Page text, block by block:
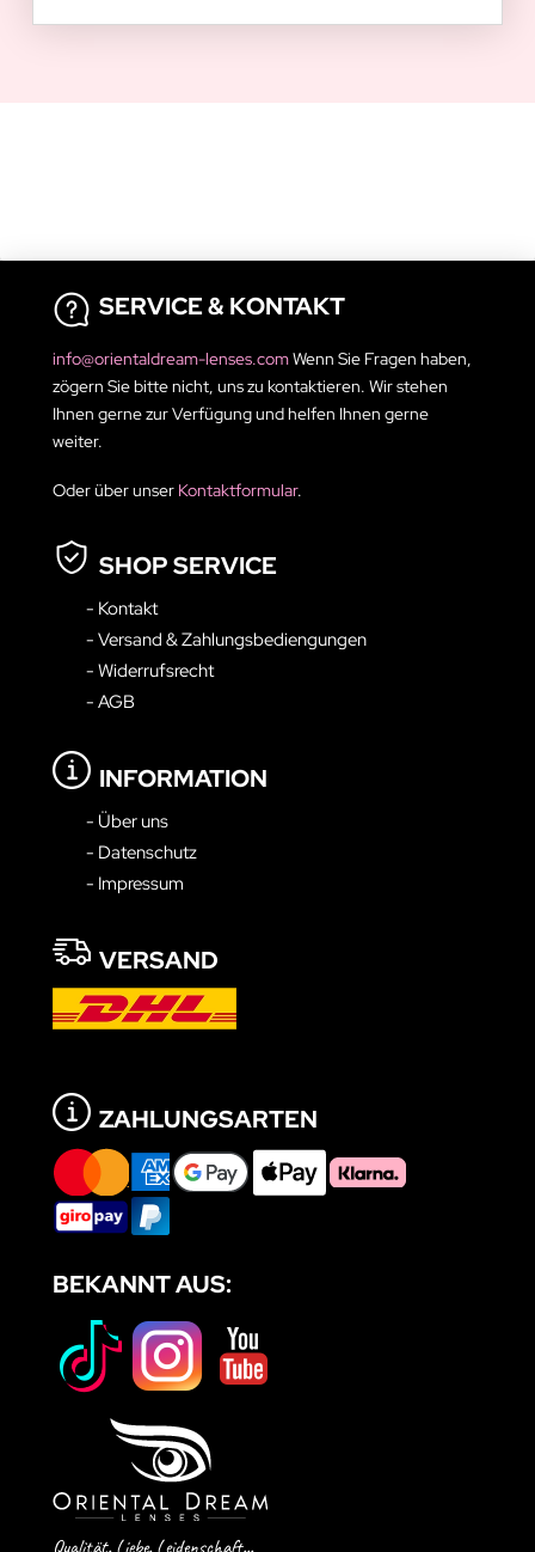
SERVICE & KONTAKT
info@orientaldream-lenses.comWenn Sie Fragen haben,
zögern Sie bitte nicht, uns zu kontaktieren. Wir stehen
Ihnen gerne zur Verfügung und helfen Ihnen gerne
weiter.
Oder über unser Kontaktformular.
SHOP SERVICE
- Kontakt
- Versand & Zahlungsbediengungen
- Widerrufsrecht
- AGB
INFORMATION
- Über uns
- Datenschutz
- Impressum
VERSAND
ZAHLUNGSARTEN
BEKANNT AUS:
Qualität. Liebe. Leidenschaft...